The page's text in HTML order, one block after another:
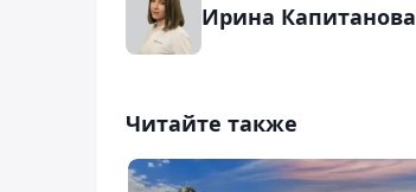
Ирина Капитанова
Читайте также